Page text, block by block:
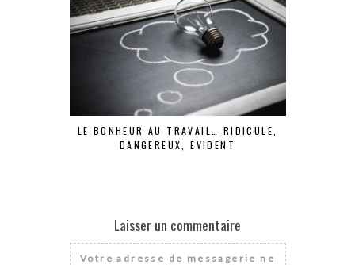
LE BONHEUR AU TRAVAIL… RIDICULE,
DANGEREUX, ÉVIDENT
Laisser un commentaire
Votre adresse de messagerie ne